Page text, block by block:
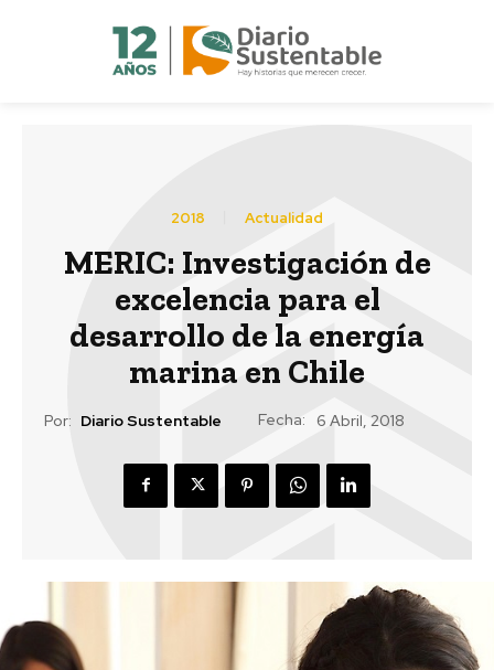
2018 Actualidad
MERIC: Investigación de
excelencia para el
desarrollo de la energía
marina en Chile
Por: Diario Sustentable Fecha: 6 Abril, 2018